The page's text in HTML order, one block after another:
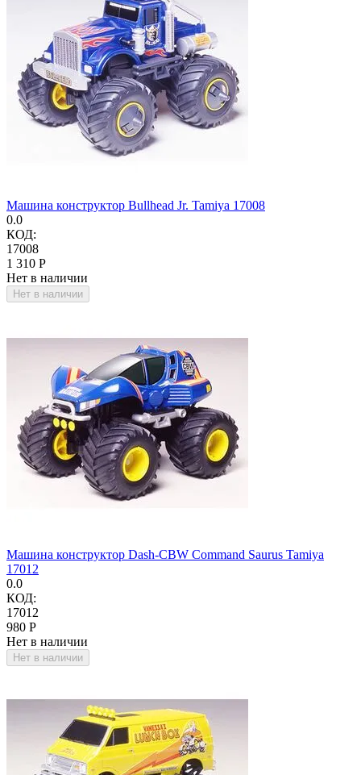
Машина конструктор Bullhead Jr. Tamiya 17008
0.0
КОД:
17008
1 310 Р
Нет в наличии
Нет в наличии
Машина конструктор Dash-CBW Command Saurus Tamiya
17012
0.0
КОД:
17012
‍980‍ Р
Нет в наличии
Нет в наличии